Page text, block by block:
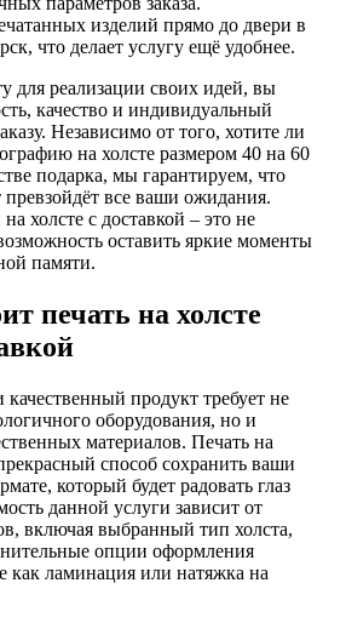
изделий прямо до двери в
что делает услугу ещё удобнее.
для реализации своих идей, вы
качество и индивидуальный
Независимо от того, хотите ли
на холсте размером 40 на 60
подарка, мы гарантируем, что
превзойдёт все ваши ожидания.
холсте с доставкой – это не
оставить яркие моменты
памяти.
печать на холсте
продукт требует не
оборудования, но и
материалов. Печать на
способ сохранить ваши
который будет радовать глаз
данной услуги зависит от
включая выбранный тип холста,
опции оформления
как ламинация или натяжка на